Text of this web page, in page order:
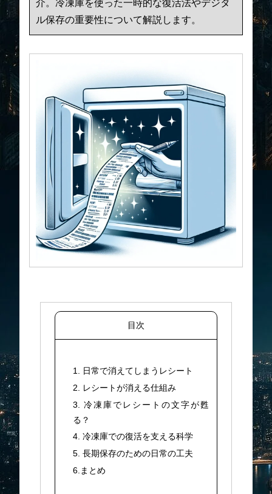
介。冷凍庫を使った一時的な復活法やデジタ
ル保存の重要性について解説します。
目次
1. 日常で消えてしまうレシート
2. レシートが消える仕組み
3. 冷凍庫でレシートの文字が甦
る？
4. 冷凍庫での復活を支える科学
5. 長期保存のための日常の工夫
6.まとめ